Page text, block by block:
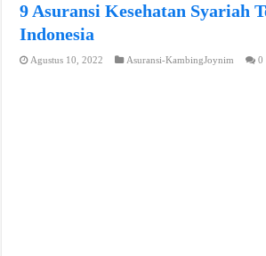
9 Asuransi Kesehatan Syariah
Indonesia
Agustus 10, 2022 Asuransi-KambingJoynim 0